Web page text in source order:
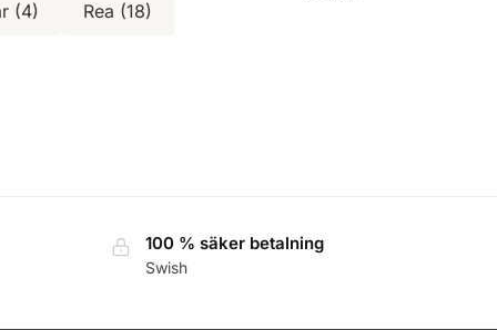
(4) Rea (18)
100 % säker betalning
Swish